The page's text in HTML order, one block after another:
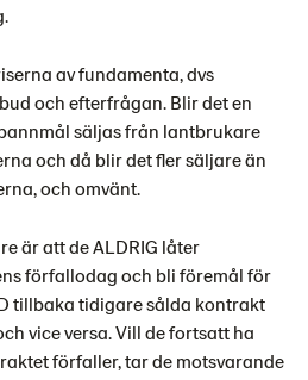
av fundamenta, dvs
och efterfrågan. Blir det en
säljas från lantbrukare
och då blir det fler säljare än
och omvänt.
är att de ALDRIG låter
förfallodag och bli föremål för
tillbaka tidigare sålda kontrakt
vice versa. Vill de fortsatt ha
förfaller, tar de motsvarande